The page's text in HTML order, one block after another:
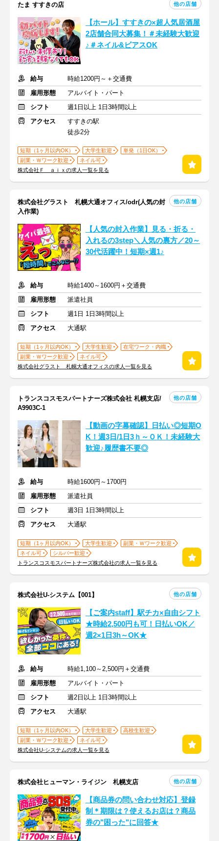
たま すすきの店 他の店舗
【ホール】すすきの×超人気居酒屋
2店舗合同大募集！＃未経験大歓迎
♪＃ネイル&ピアスOK
給与
時給1200円～＋交通費
雇用形態
アルバイト・パート
シフト
週1日以上 1日3時間以上
アクセス
すすきの駅
徒歩2分
短期（1ヶ月以内OK） 大学生歓迎
単発（1日OK）
副業・Ｗワーク歓迎
ネイル可
株式会社Ｆ ａｉｘの求人一覧を見る
株式会社グラスト 札幌大通オフィス/odr(人気の封
入作業)
他の店舗
【人気の封入作業】見る・折る・
入れるの3step＼人気の裏方／20～
30代活躍中！短期×週1♪
給与
時給1400～1600円＋交通費
雇用形態
派遣社員
シフト
週1日 1日3時間以上
アクセス
大通駅
短期（1ヶ月以内OK） 大学生歓迎
在宅ワーク・内職
副業・Ｗワーク歓迎
ネイル可
株式会社グラスト 札幌大通オフィスの求人一覧を見る
トランスコスモスパートナーズ株式会社 札幌支店/
A9903C-1
他の店舗
【動画の字幕確認】日払い◎短期O
K！週3日/1日3ｈ～ＯＫ！未経験大
歓迎♪履歴書不要◎
給与
時給1600円～1700円
雇用形態
派遣社員
シフト
週3日 1日3時間以上
アクセス
大通駅
短期（1ヶ月以内OK） 大学生歓迎
副業・Ｗワーク歓迎
ネイル可
シルバー歓迎
トランスコスモスパートナーズ株式会社の求人一覧を見る
株式会社U-システム【001】 他の店舗
【ご案内staff】駅チカ×自由シフト
★時給2,500円も可！日払いOK／
週2×1日3h～OK★
給与
時給1,100～2,500円＋交通費
雇用形態
アルバイト・パート
シフト
週2日以上 1日3時間以上
アクセス
大通駅
短期（1ヶ月以内OK） 大学生歓迎
高校生歓迎
副業・Ｗワーク歓迎
ネイル可
株式会社U-システムの求人一覧を見る
株式会社ヒューマン・ライジン 札幌支店 他の店舗
【商品券の問い合わせ対応】登録
制＊期限は？使えるお店は？商品
券の"困った"に回答★